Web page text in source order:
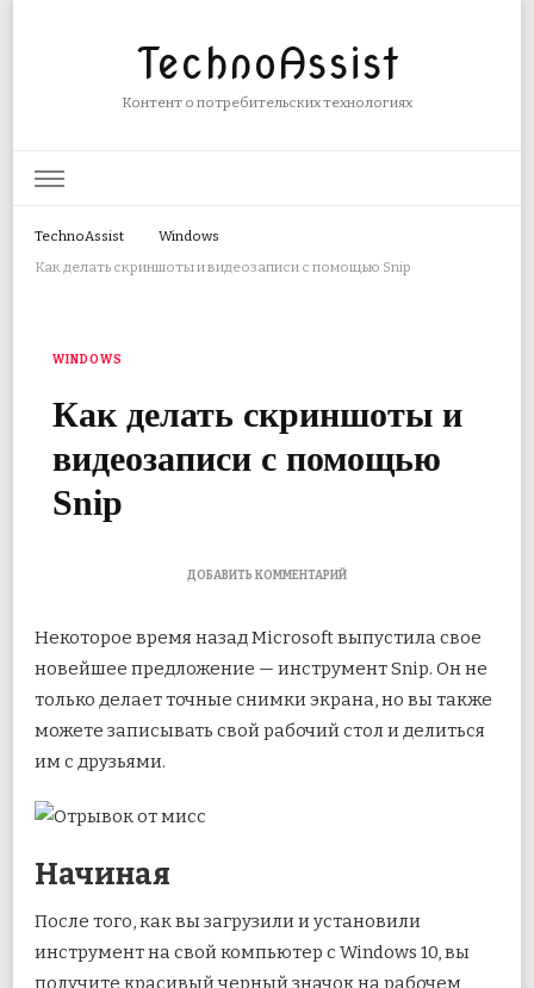
TechnoAssist
Контент о потребительских технологиях
TechnoAssist
Windows
Как делать скриншоты и видеозаписи с помощью Snip
WINDOWS
Как делать скриншоты и
видеозаписи с помощью
Snip
ДОБАВИТЬ КОММЕНТАРИЙК
ДЕЛАТЬ
И
ВИДЕОЗАПИСИ
ПОМОЩЬЮ
Некоторое время назад Microsoft выпустила свое
новейшее предложение — инструмент Snip. Он не
только делает точные снимки экрана, но вы также
можете записывать свой рабочий стол и делиться
им с друзьями.
Начиная
После того, как вы загрузили и установили
инструмент на свой компьютер с Windows 10, вы
получите красивый черный значок на рабочем